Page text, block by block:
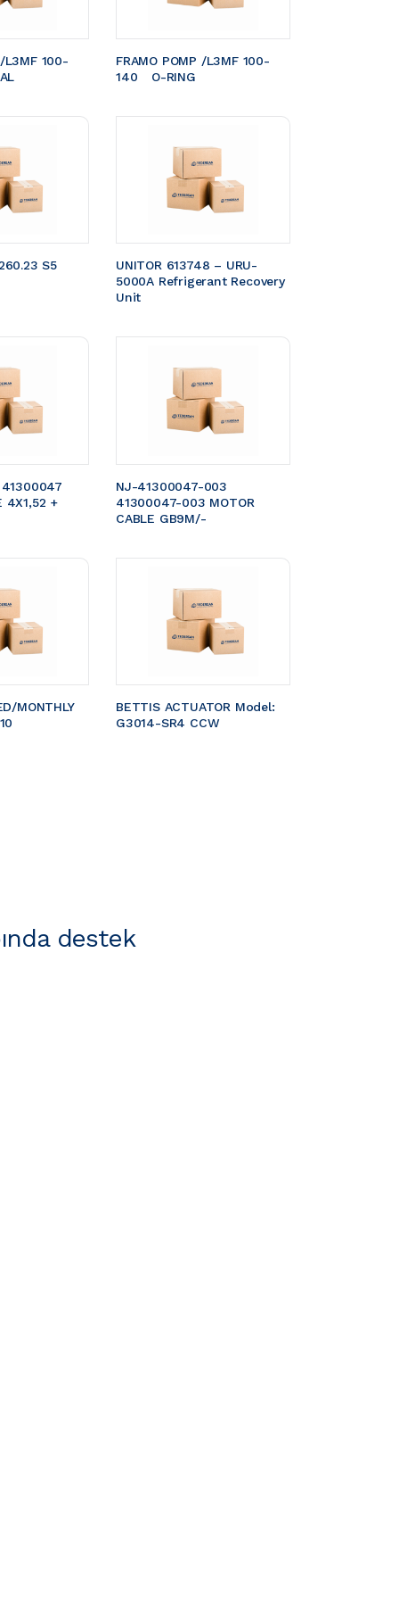
/L3MF 100-
FRAMO POMP /L3MF 100-
140	O-RING
S5
UNITOR 613748 – URU-
5000A Refrigerant Recovery
Unit
4X1,52 +
NJ-41300047-003
41300047-003 MOTOR
CABLE GB9M/-
MONTHLY
BETTIS ACTUATOR Model:
G3014-SR4 CCW
destek